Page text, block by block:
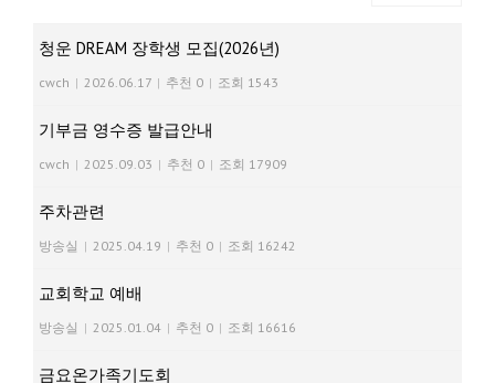
청운 DREAM 장학생 모집(2026년)
cwch | 2026.06.17 | 추천 0 | 조회 1543
기부금 영수증 발급안내
cwch | 2025.09.03 | 추천 0 | 조회 17909
주차관련
방송실 | 2025.04.19 | 추천 0 | 조회 16242
교회학교 예배
방송실 | 2025.01.04 | 추천 0 | 조회 16616
금요온가족기도회